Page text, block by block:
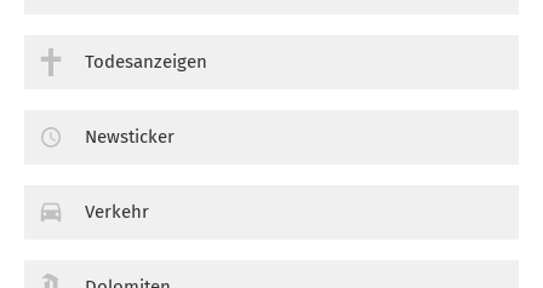
Todesanzeigen
Newsticker
Verkehr